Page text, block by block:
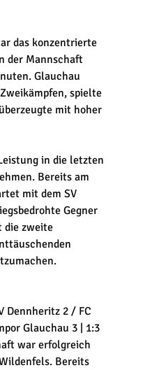
das konzentrierte
der Mannschaft
Glauchau
spielte
mit hoher
in die letzten
Bereits am
mit dem SV
Gegner
die zweite
Dennheritz 2 / FC
Glauchau 3 | 1:3
war erfolgreich
Bereits